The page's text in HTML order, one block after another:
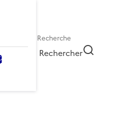
Rechercher